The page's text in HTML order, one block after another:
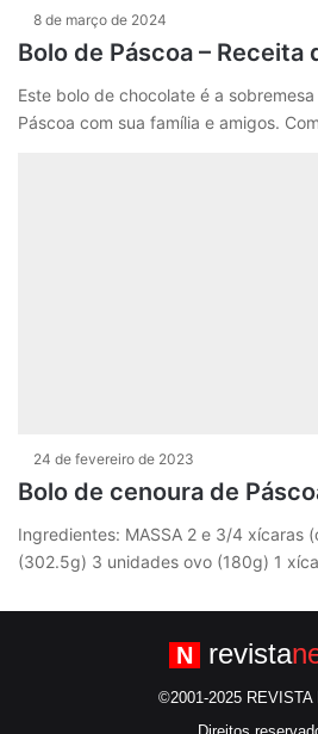
8 de março de 2024
Bolo de Páscoa – Receita
Este bolo de chocolate é a
Páscoa com sua família e amigos.
24 de fevereiro de 2023
Bolo de cenoura de
Ingredientes: MASSA 2 e 3/4 xícaras
(302.5g) 3 unidades ovo (180g) 1
N revista
©2001-2025